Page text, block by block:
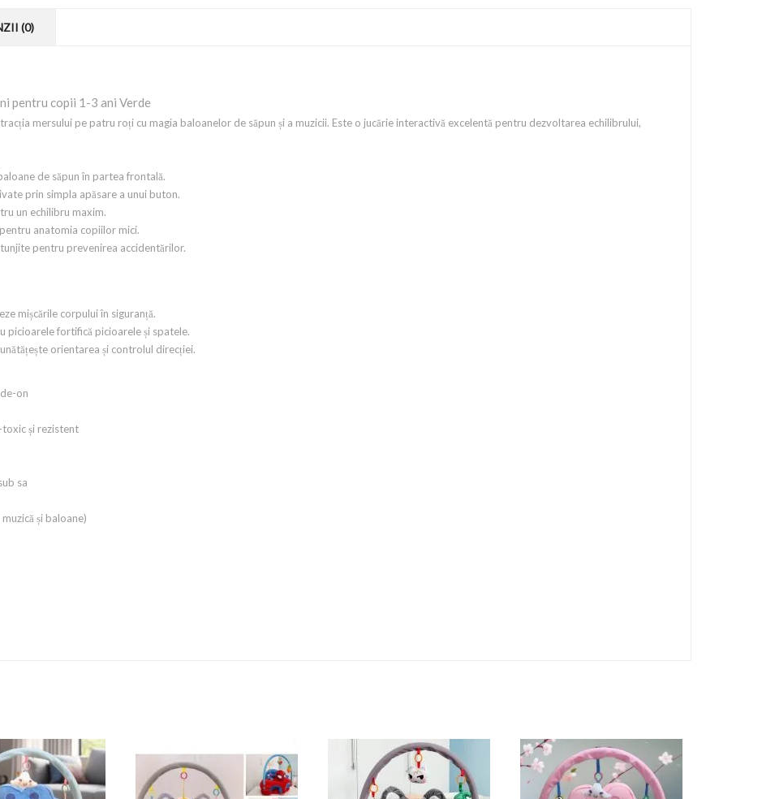
(0)
pentru copii 1-3 ani Verde
mersului pe patru roți cu magia baloanelor de săpun și a muzicii. Este o jucărie interactivă excelentă pentru dezvoltarea echilibrului,
de săpun în partea frontală.
prin simpla apăsare a unui buton.
un echilibru maxim.
anatomia copiilor mici.
pentru prevenirea accidentărilor.
mișcările corpului în siguranță.
picioarele fortifică picioarele și spatele.
orientarea și controlul direcției.
on
toxic și rezistent
sa
și baloane)